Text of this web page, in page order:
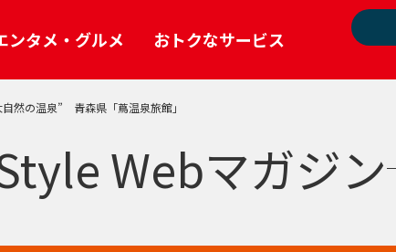
読者参加型企画・誌面連動ツアー
ツアー
ンタメ・グルメ
ント
おトクなサービス
然の温泉” 青森県「蔦温泉旅館」
Webマガジン